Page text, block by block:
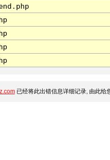
已经将此出错信息详细记录, 由此给